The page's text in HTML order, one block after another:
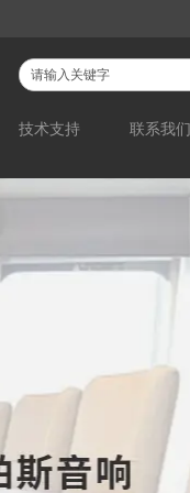
技术支持 联系我们